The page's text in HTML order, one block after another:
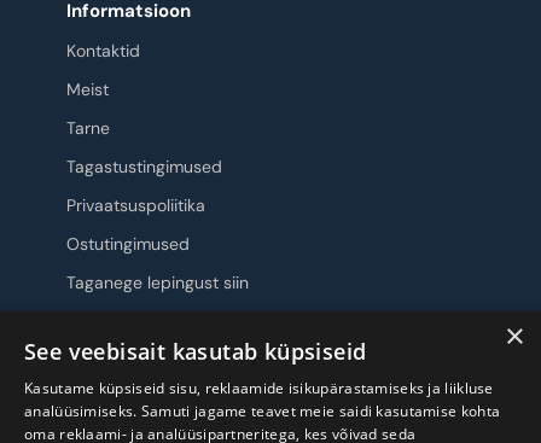
Informatsioon
Kontaktid
Meist
Tarne
Tagastustingimused
Privaatsuspoliitika
Ostutingimused
Taganege lepingust siin
Jälgi meid ×
See veebisait kasutab küpsiseid
Kasutame küpsiseid sisu, reklaamide isikupärastamiseks ja liikluse
analüüsimiseks. Samuti jagame teavet meie saidi kasutamise kohta
oma reklaami- ja analüüsipartneritega, kes võivad seda